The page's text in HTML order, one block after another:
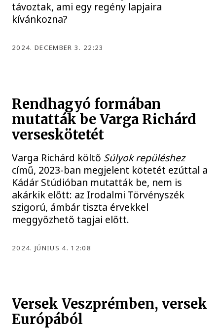
távoztak, ami egy regény lapjaira
kívánkozna?
2024. DECEMBER 3. 22:23
Rendhagyó formában
mutatták be Varga Richárd
verseskötetét
Varga Richárd költő Súlyok repüléshez
című, 2023-ban megjelent kötetét ezúttal a
Kádár Stúdióban mutatták be, nem is
akárkik előtt: az Irodalmi Törvényszék
szigorú, ámbár tiszta érvekkel
meggyőzhető tagjai előtt.
2024. JÚNIUS 4. 12:08
Versek Veszprémben, versek
Európából